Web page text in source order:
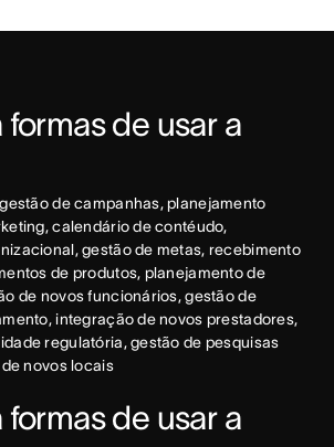
de usar a
de campanhas, planejamento
calendário de contéudo,
gestão de metas, recebimento
de produtos, planejamento de
de novos funcionários, gestão de
integração de novos prestadores,
regulatória, gestão de pesquisas
novos locais
de usar a